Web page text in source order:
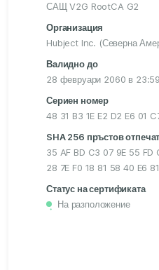
САЩ V2G RootCA G2
Организация
Hubject Inc. (Северна
Валидно до
28 февруари 2060 в
Сериен номер
48 31 B3 1E E2 D2 E6 01
SHA 256 пръстов
35 AF BD C3 07 9E 55 FD
28 7E F0 18 81 58 40 E6
Статус на сертификата
・ На разположение